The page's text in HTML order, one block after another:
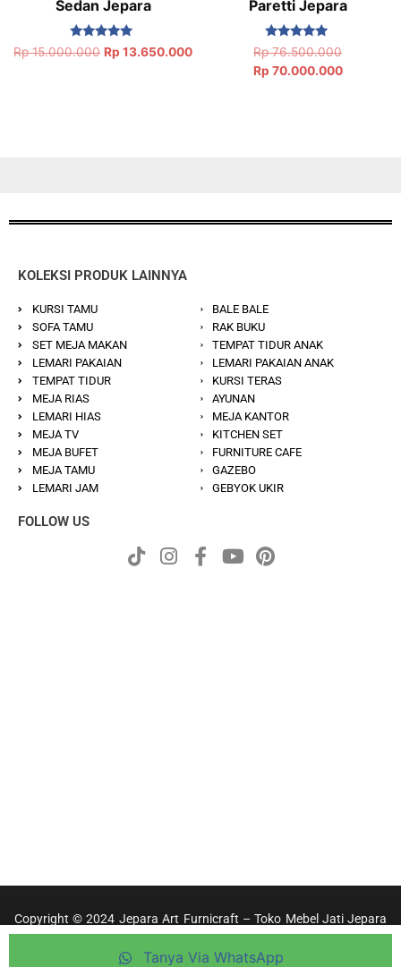
Tanya Via WhatsApp
Sedan Jepara
Dinilai
5.00
Rp15.000.000 Rp 13.650.000
Paretti Jepara
Dinilai
5.00
dari 5
Rp76.500.000
Rp 70.000.000
KOLEKSI PRODUK LAINNYA
KURSI TAMU
SOFA TAMU
SET MEJA MAKAN
LEMARI PAKAIAN
TEMPAT TIDUR
MEJA RIAS
LEMARI HIAS
MEJA TV
MEJA BUFET
MEJA TAMU
LEMARI JAM
BALE BALE
RAK BUKU
TEMPAT TIDUR ANAK
LEMARI PAKAIAN ANAK
KURSI TERAS
AYUNAN
MEJA KANTOR
KITCHEN SET
FURNITURE CAFE
GAZEBO
GEBYOK UKIR
FOLLOW US
Copyright © 2024 Jepara Art Furnicraft – Toko Mebel Jati Jepara
Terpercaya